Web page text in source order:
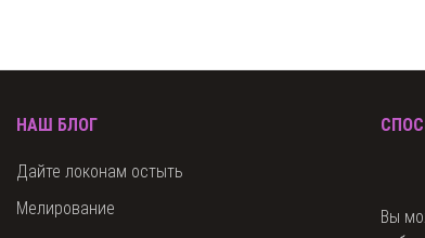
НАШ БЛОГ
Дайте локонам остыть
Мелирование
Вы